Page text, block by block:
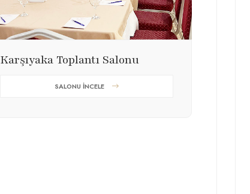
Karşıyaka Toplantı Salonu
SALONU İNCELE